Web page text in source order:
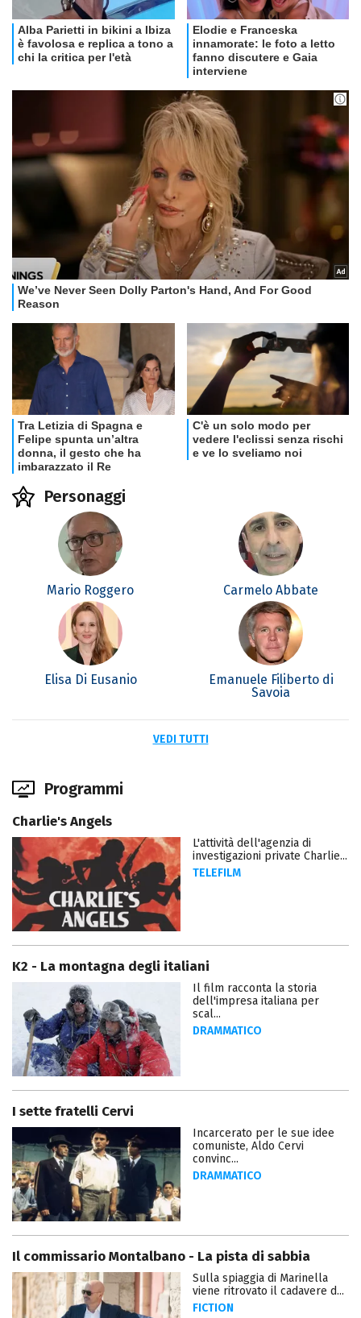
Personaggi
Mario Roggero Carmelo Abbate
Elisa Di Eusanio
Emanuele Filiberto di
Savoia
VEDI TUTTI
Programmi
Charlie's Angels
L'attività dell'agenzia di
investigazioni private Charlie...
TELEFILM
K2 - La montagna degli italiani
Il film racconta la storia
dell'impresa italiana per
scal...
DRAMMATICO
I sette fratelli Cervi
Incarcerato per le sue idee
comuniste, Aldo Cervi
convinc...
DRAMMATICO
Il commissario Montalbano - La pista di sabbia
Sulla spiaggia di Marinella
viene ritrovato il cadavere d...
FICTION